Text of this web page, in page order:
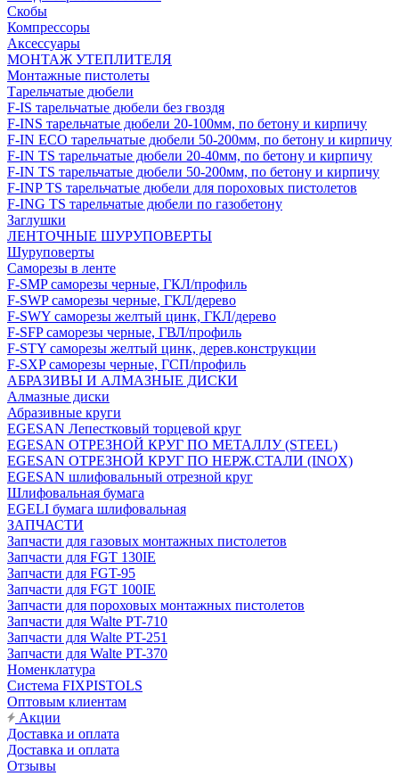
Скобы
Компрессоры
Аксессуары
МОНТАЖ УТЕПЛИТЕЛЯ
Монтажные пистолеты
Тарельчатые дюбели
F-IS тарельчатые дюбели без гвоздя
F-INS тарельчатые дюбели 20-100мм, по бетону и кирпичу
F-IN ECO тарельчатые дюбели 50-200мм, по бетону и кирпичу
F-IN TS тарельчатые дюбели 20-40мм, по бетону и кирпичу
F-IN TS тарельчатые дюбели 50-200мм, по бетону и кирпичу
F-INP TS тарельчатые дюбели для пороховых пистолетов
F-ING TS тарельчатые дюбели по газобетону
Заглушки
ЛЕНТОЧНЫЕ ШУРУПОВЕРТЫ
Шуруповерты
Саморезы в ленте
F-SMP саморезы черные, ГКЛ/профиль
F-SWP саморезы черные, ГКЛ/дерево
F-SWY саморезы желтый цинк, ГКЛ/дерево
F-SFP саморезы черные, ГВЛ/профиль
F-STY саморезы желтый цинк, дерев.конструкции
F-SXP саморезы черные, ГСП/профиль
АБРАЗИВЫ И АЛМАЗНЫЕ ДИСКИ
Алмазные диски
Абразивные круги
EGESAN Лепестковый торцевой круг
EGESAN ОТРЕЗНОЙ КРУГ ПО МЕТАЛЛУ (STEEL)
EGESAN ОТРЕЗНОЙ КРУГ ПО НЕРЖ.СТАЛИ (INOX)
EGESAN шлифовальный отрезной круг
Шлифовальная бумага
EGELI бумага шлифовальная
ЗАПЧАСТИ
Запчасти для газовых монтажных пистолетов
Запчасти для FGT 130IE
Запчасти для FGT-95
Запчасти для FGT 100IE
Запчасти для пороховых монтажных пистолетов
Запчасти для Walte PT-710
Запчасти для Walte PT-251
Запчасти для Walte PT-370
Номенклатура
Система FIXPISTOLS
Оптовым клиентам
Акции
Доставка и оплата
Доставка и оплата
Отзывы